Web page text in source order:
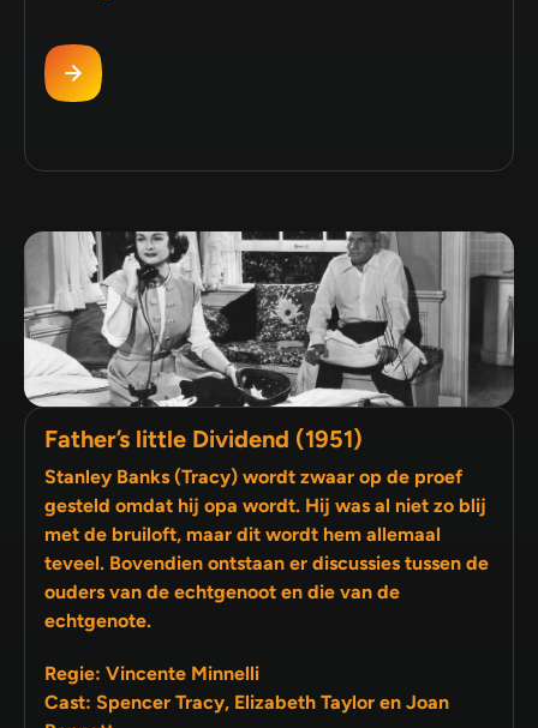
Father’s little Dividend (1951)
Stanley Banks (Tracy) wordt zwaar op de proef
gesteld omdat hij opa wordt. Hij was al niet zo blij
met de bruiloft, maar dit wordt hem allemaal
teveel. Bovendien ontstaan er discussies tussen de
ouders van de echtgenoot en die van de
echtgenote.
Regie: Vincente Minnelli
Cast: Spencer Tracy, Elizabeth Taylor en Joan